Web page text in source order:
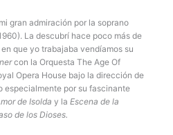
gran admiración por la soprano
La descubrí hace poco más de
que yo trabajaba vendíamos su
con la Orquesta The Age Of
Opera House bajo la dirección de
especialmente por su fascinante
de Isolda y la Escena de la
de los Dioses.